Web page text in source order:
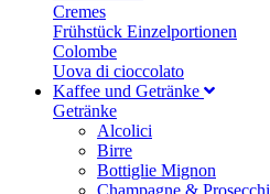
Cremes
Frühstück Einzelportionen
Colombe
Uova di cioccolato
Kaffee und Getränke
Getränke
Alcolici
Birre
Bottiglie Mignon
Champagne & Prosecchi